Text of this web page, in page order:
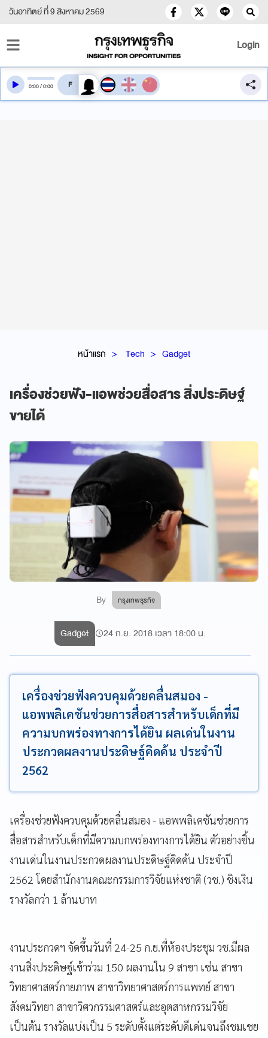
วันอาทิตย์ ที่ 9 สิงหาคม 2569
Login
หน้าแรก Tech Gadget
เครื่องช่วยฟัง-แอพช่วยสื่อสาร สิ่งประดิษฐ์
ขายได้
By กรุงเทพธุรกิจ
0:00/0:00 สลับเสียงอ่าน
Gadget 24 ก.ย. 2018 เวลา 18:00 น.
เครื่องช่วยฟังควบคุมด้วยคลื่นสมอง -
แอพพลิเคชันช่วยการสื่อสารสำหรับเด็กที่มี
ความบกพร่องทางการได้ยิน ผลเด่นในงาน
ประกวดผลงานประดิษฐ์คิดค้น ประจำปี
2562
เครื่องช่วยฟังควบคุมด้วยคลื่นสมอง - แอพพลิเคชันช่วยการ
สื่อสารสำหรับเด็กที่มีความบกพร่องทางการได้ยิน ตัวอย่างชิ้น
งานเด่นในงานประกวดผลงานประดิษฐ์คิดค้น ประจำปี
2562 โดยสำนักงานคณะกรรมการวิจัยแห่งชาติ (วช.) ชิงเงิน
รางวัลกว่า 1 ล้านบาท
งานประกวดฯ จัดขึ้นวันที่ 24-25 ก.ย.ที่ห้องประชุม วช.มีผล
งานสิ่งประดิษฐ์เข้าร่วม 150 ผลงานใน 9 สาขา เช่น สาขา
วิทยาศาสตร์กายภาพ สาขาวิทยาศาสตร์การแพทย์ สาขา
สังคมวิทยา สาขาวิศวกรรมศาสตร์และอุตสาหกรรมวิจัย
เป็นต้น รางวัลแบ่งเป็น 5 ระดับตั้งแต่ระดับดีเด่นจนถึงชมเชย